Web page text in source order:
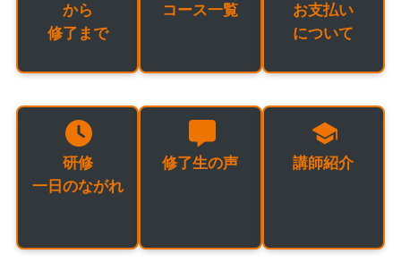
から
修了まで
コース一覧
お支払い
について
研修
一日のながれ
修了生の声 講師紹介